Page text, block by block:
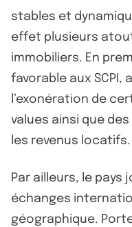
stables et
effet plusieurs
immobiliers. En
favorable aux SCPI,
l’exonération de
values ainsi que
les revenus locatifs.
Par ailleurs, le pays
échanges
géographique.